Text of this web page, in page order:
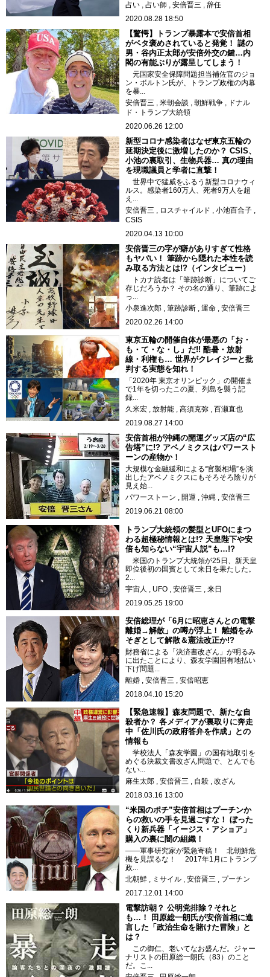
占い
占い師 安倍晋三
辞任
2020.08.28 18:50
【驚愕】トランプ暴露本で安倍首相
がベタ褒めされていると発覚！ 謎の
男・谷内正太郎が安倍外交の鍵…内
閣の有能ぶりが露呈してしまう！
元国家安全保障問題担当補佐官のジョ
ン・ボルトン氏が、トランプ政権の内幕
を暴...
安倍晋三
米朝会談 朝鮮戦争
ドナル
ド・トランプ大統領
2020.06.26 12:00
新型コロナ感染者はなぜ東京五輪の
延期決定後に激増したのか？ CSIS、
小池の裏取引、生物兵器… 真の理由
を現職議員と学者に直撃！
世界中で猛威をふるう新型コロナウィ
ルス。感染者160万人、死者9万人を超
え...
安倍晋三
ロスチャイルド
小池百合子
CSIS
2020.04.13 10:00
安倍晋三の字が癖がありすぎて性格
もヤバい！ 筆跡から隠れた本性を読
み取る方法とは!?（インタビュー）
トカナ読者は「筆跡診断」についてご
存じだろうか？ その名の通り、筆跡によ
っ...
小泉進次郎
筆跡診断 運命
安倍晋三
2020.02.26 14:00
東京五輪の開催自体が最悪の「お・
も・て・な・し」だ!! 酷暑・放射
線・利権も… 世界がクレイジーと批
判する実態を知れ！
「2020年 東京オリンピック」の開催ま
で1年を切ったこの夏、列島を襲う記
録...
久米宏
放射能 高須克弥
百瀬直也
2019.08.27 14:00
安倍首相が沖縄の開運グッズ店の“広
告塔”に!? アベノミクスはパワースト
ーンの産物か！
大規模な金融緩和による“官製相場”を演
出したアベノミクスにもそろそろ陰りが
見え始...
パワーストーン
開運 沖縄
安倍晋三
2019.06.21 08:00
トランプ大統領の髪型とUFOにまつ
わる超極秘情報とは!? 天皇陛下や安
倍も知らない“宇宙人説”も…!?
米国のトランプ大統領が25日、新天皇
即位後初の国賓として来日を果たした。
2...
宇宙人
UFO 安倍晋三
来日
2019.05.25 19:00
安倍総理が「6月に昭恵さんとの電撃
離婚→解散」の噂が浮上！ 離婚をみ
そぎとして解散＆憲法改正か!?
財務省による「決済書改ざん」が明るみ
に出たことにより、森友学園国有地払い
下げ問題...
離婚
安倍晋三
安倍昭恵
2018.04.10 15:20
【緊急速報】森友問題で、新たな自
殺者か？ 各メディアが裏取りに奔走
中「佐川氏の政府答弁を作成」との
情報も
学校法人「森友学園」の国有地取引を
めぐる決裁文書改ざん問題で、とんでも
ない...
麻生太郎
安倍晋三 自殺
改ざん
2018.03.16 13:00
“米国のポチ”安倍首相はプーチンか
らの救いの手を見過ごすな！ ぼった
くり新兵器「イージス・アショア」
購入の裏に闇の組織！
――軍事研究家が緊急寄稿！ 北朝鮮危
機を見誤るな！ 2017年1月にトランプ
政...
北朝鮮
ミサイル 安倍晋三
プーチン
2017.12.01 14:00
電撃訪朝？ 公明党排除？それと
も…！ 田原総一朗氏が安倍首相に進
言した「政治生命を賭けた冒険」と
は？
この御仁、老いてなお盛んだ。ジャー
ナリストの田原総一朗氏（83）のこと
だ。こ...